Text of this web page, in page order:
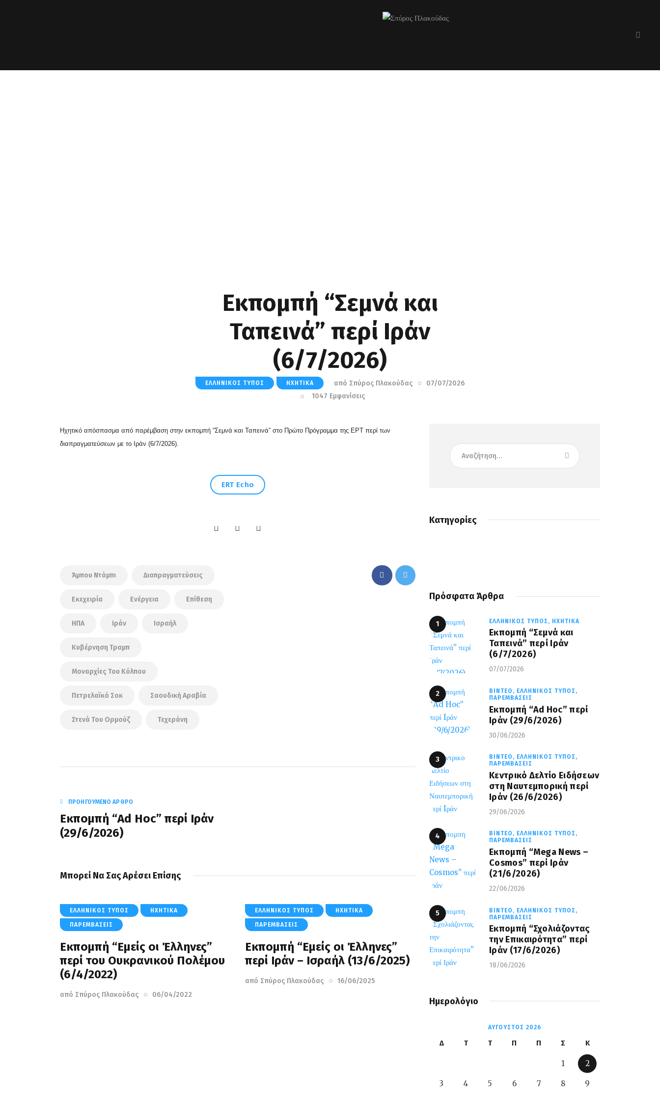
Εκπομπή “Σεμνά και
Ταπεινά” περί Ιράν
(6/7/2026)
ΕΛΛΗΝΙΚΌΣ ΤΎΠΟΣ ΗΧΗΤΙΚΆ από Σπύρος Πλακούδας
07/07/2026
1047 Εμφανίσεις
Ηχητικό απόσπασμα από παρέμβαση στην εκπομπή “Σεμνά και Ταπεινά” στο Πρώτο Πρόγραμμα της ΕΡΤ περί των
διαπραγματεύσεων με το Ιράν (6/7/2026).
ERT Echo
Άμπου Ντάμπι Διαπραγματεύσεις
Εκεχειρία Ενέργεια Επίθεση
ΗΠΑ Ιράν Ισραήλ
Κυβέρνηση Τραμπ
Μοναρχίες Του Κόλπου
Πετρελαϊκό Σοκ Σαουδική Αραβία
Στενά Του Ορμούζ Τεχεράνη
ΠΡΟΗΓΟΎΜΕΝΟ ΆΡΘΡΟ
Εκπομπή “Ad Hoc” περί Iράν
(29/6/2026)
Μπορεί Να Σας Αρέσει Επίσης
ΕΛΛΗΝΙΚΌΣ ΤΎΠΟΣ ΗΧΗΤΙΚΆ
ΠΑΡΕΜΒΆΣΕΙΣ
Εκπομπή “Εμείς οι Έλληνες”
περί του Ουκρανικού Πολέμου
(6/4/2022)
από Σπύρος Πλακούδας 06/04/2022
ΕΛΛΗΝΙΚΌΣ ΤΎΠΟΣ ΗΧΗΤΙΚΆ
ΠΑΡΕΜΒΆΣΕΙΣ
Eκπομπή “Εμείς οι Έλληνες”
περί Ιράν – Ισραήλ (13/6/2025)
από Σπύρος Πλακούδας 16/06/2025
Κατηγορίες
Πρόσφατα Άρθρα
ΕΛΛΗΝΙΚΌΣ ΤΎΠΟΣ, ΗΧΗΤΙΚΆ
Εκπομπή “Σεμνά και
Ταπεινά” περί Ιράν
(6/7/2026)
07/07/2026
ΒΊΝΤΕΟ, ΕΛΛΗΝΙΚΌΣ ΤΎΠΟΣ,
ΠΑΡΕΜΒΆΣΕΙΣ
Εκπομπή “Ad Hoc” περί
Iράν (29/6/2026)
30/06/2026
ΒΊΝΤΕΟ, ΕΛΛΗΝΙΚΌΣ ΤΎΠΟΣ,
ΠΑΡΕΜΒΆΣΕΙΣ
Κεντρικό Δελτίο Ειδήσεων
στη Ναυτεμπορική περί
Iράν (26/6/2026)
29/06/2026
ΒΊΝΤΕΟ, ΕΛΛΗΝΙΚΌΣ ΤΎΠΟΣ,
ΠΑΡΕΜΒΆΣΕΙΣ
Eκπομπή “Mega News –
Cosmos” περί Ιράν
(21/6/2026)
22/06/2026
ΒΊΝΤΕΟ, ΕΛΛΗΝΙΚΌΣ ΤΎΠΟΣ,
ΠΑΡΕΜΒΆΣΕΙΣ
Εκπομπή “Σχολιάζοντας
την Επικαιρότητα” περί
Ιράν (17/6/2026)
18/06/2026
Ημερολόγιο
ΑΎΓΟΥΣΤΟΣ 2026
Δ Τ Τ Π Π Σ Κ
1 2
3 4 5 6 7 8 9